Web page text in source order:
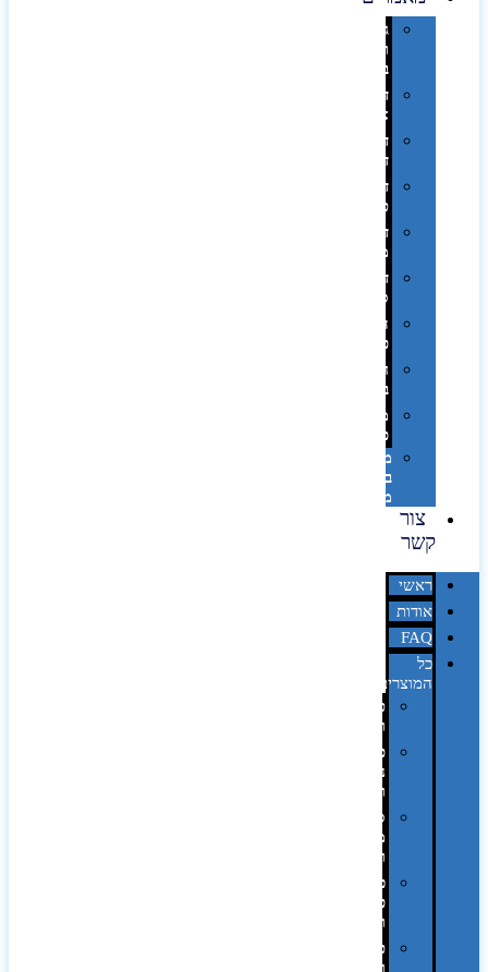
גימורים
והשבחות
בדפוס
דפוס
אופסט
דפוס
דיגיטלי
דפוס
טמפון
דפוס
משי
דפוס
סובלימציה
הדפס
פרוצס
חריטה
בלייזר
מהו
פנטון?
מיתוג
באמצעות
מדבקות
צור
קשר
ראשי
אודות
FAQ
כל
המוצרים
טכנולוגיה
וגאדג'טים
פנאי,
נופש
ונסיעות
סביבת
משרד
ופרימיום
כלים,
פנסים
ורכב
טקסטיל
וחורף